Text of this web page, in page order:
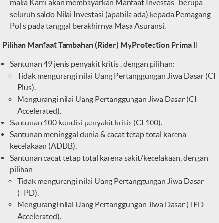
maka Kami akan membayarkan Manfaat Investasi berupa
seluruh saldo Nilai Investasi (apabila ada) kepada Pemagang
Polis pada tanggal berakhirnya Masa Asuransi.
Pilihan Manfaat Tambahan (Rider) MyProtection Prima II
Santunan 49 jenis penyakit kritis , dengan pilihan:
Tidak mengurangi nilai Uang Pertanggungan Jiwa Dasar (CI
Plus).
Mengurangi nilai Uang Pertanggungan Jiwa Dasar (CI
Accelerated).
Santunan 100 kondisi penyakit kritis (CI 100).
Santunan meninggal dunia & cacat tetap total karena
kecelakaan (ADDB).
Santunan cacat tetap total karena sakit/kecelakaan, dengan
pilihan
Tidak mengurangi nilai Uang Pertanggungan Jiwa Dasar
(TPD).
Mengurangi nilai Uang Pertanggungan Jiwa Dasar (TPD
Accelerated).